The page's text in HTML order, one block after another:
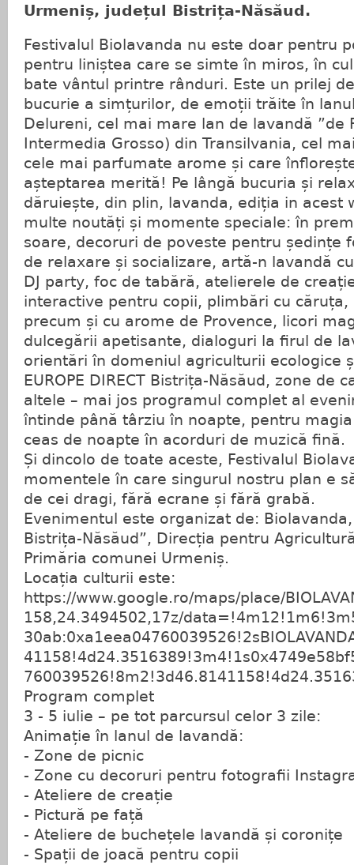
Urmeniș, județul Bistrița-Năsăud.
Festivalul Biolavanda nu este doar pentru
pentru liniștea care se simte în miros, în
bate vântul printre rânduri. Este un prilej
bucurie a simțurilor, de emoții trăite în
Delureni, cel mai mare lan de lavandă ”de
Intermedia Grosso) din Transilvania, cel
cele mai parfumate arome și care
așteptarea merită! Pe lângă bucuria și
dăruiește, din plin, lavanda, ediția in acest
multe noutăți și momente speciale: în
soare, decoruri de poveste pentru ședințe
de relaxare și socializare, artă-n lavandă
DJ party, foc de tabără, atelierele de
interactive pentru copii, plimbări cu
precum și cu arome de Provence, licori
dulcegării apetisante, dialoguri la firul de
orientări în domeniul agriculturii ecologice
EUROPE DIRECT Bistrița-Năsăud, zone de
altele – mai jos programul complet al
întinde până târziu în noapte, pentru
ceas de noapte în acorduri de muzică fină.
Și dincolo de toate aceste, Festivalul
momentele în care singurul nostru plan e
de cei dragi, fără ecrane și fără grabă.
Evenimentul este organizat de:
Bistrița-Năsăud”, Direcția pentru
Primăria comunei Urmeniș.
Locația culturii este:
https://www.google.ro/maps/place/
158,24.3494502,17z/
Program complet
3 - 5 iulie – pe tot parcursul celor 3 zile:
Animație în lanul de lavandă:
- Zone de picnic
- Zone cu decoruri pentru fotografii
- Ateliere de creație
- Pictură pe față
- Ateliere de buchețele lavandă și coronițe
- Spații de joacă pentru copii